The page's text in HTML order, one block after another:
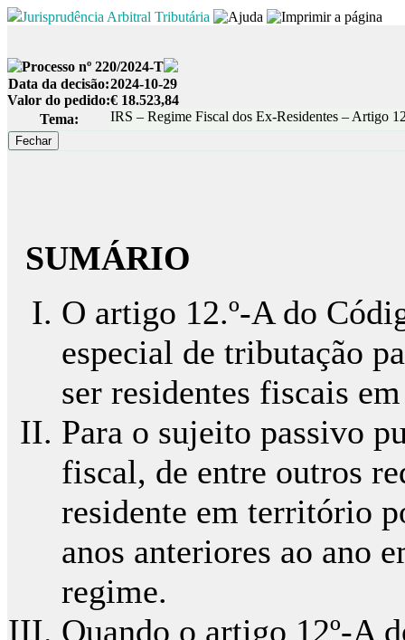
Jurisprudência Arbitral Tributária
Processo nº 220/2024-T
Data da decisão:2024-10-29
Valor do pedido:€ 18.523,84
Tema:
IRS – Regime Fiscal dos Ex-Residentes – Artigo
SUMÁRIO
O artigo 12.º-A do
especial de tributação
ser residentes fiscais
Para o sujeito passivo
fiscal, de entre outros
residente em território
anos anteriores ao ano
regime.
Quando o artigo 12º-A